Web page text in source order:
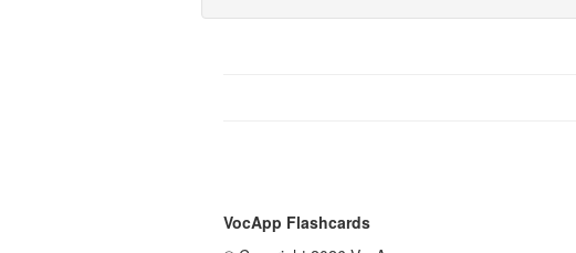
VocApp Flashcards